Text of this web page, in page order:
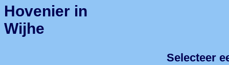
Hovenier in
Wijhe
Selecteer